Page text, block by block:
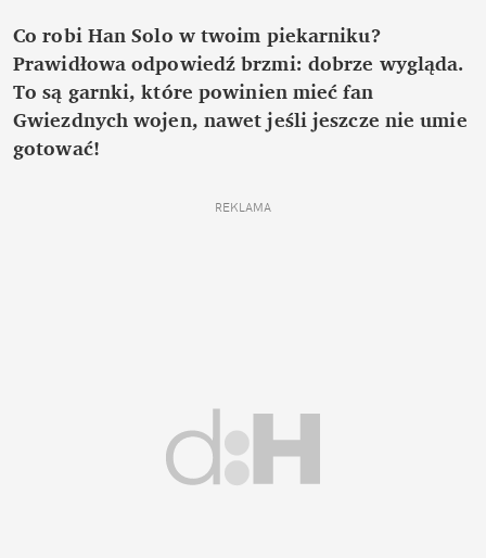
Co robi Han Solo w twoim piekarniku?
Prawidłowa odpowiedź brzmi: dobrze wygląda.
To są garnki, które powinien mieć fan
Gwiezdnych wojen, nawet jeśli jeszcze nie umie
gotować!
REKLAMA